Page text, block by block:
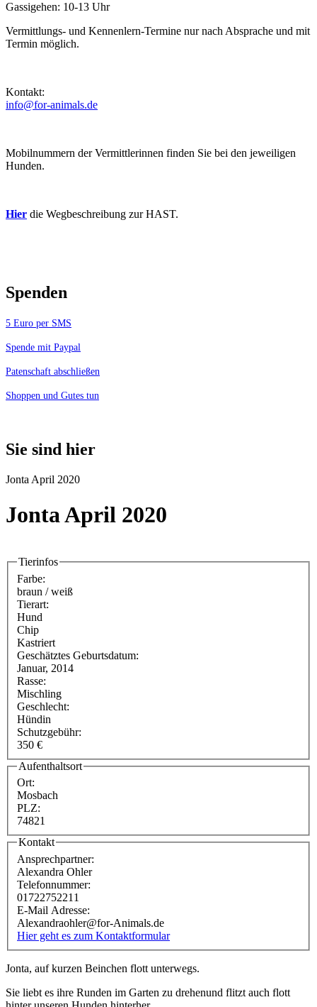
Gassigehen: 10-13 Uhr
Vermittlungs- und Kennenlern-Termine nur nach Absprache und mit
Termin möglich.
Kontakt:
info@for-animals.de
Mobilnummern der Vermittlerinnen finden Sie bei den jeweiligen
Hunden.
Hier die Wegbeschreibung zur HAST.
Spenden
5 Euro per SMS
Spende mit Paypal
Patenschaft abschließen
Shoppen und Gutes tun
Sie sind hier
Jonta April 2020
Jonta April 2020
Tierinfos
Farbe:
braun / weiß
Tierart:
Hund
Chip
Kastriert
Geschätztes Geburtsdatum:
Januar, 2014
Rasse:
Mischling
Geschlecht:
Hündin
Schutzgebühr:
350 €
Aufenthaltsort
Ort:
Mosbach
PLZ:
74821
Kontakt
Ansprechpartner:
Alexandra Ohler
Telefonnummer:
01722752211
E-Mail Adresse:
Alexandraohler@for-Animals.de
Hier geht es zum Kontaktformular
Jonta, auf kurzen Beinchen flott unterwegs.
Sie liebt es ihre Runden im Garten zu drehenund flitzt auch flott